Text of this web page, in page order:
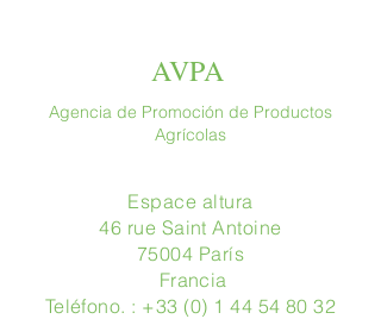
AVPA
Agencia de Promoción de Productos
Agrícolas
Espace altura
46 rue Saint Antoine
75004 París
​ Francia
Teléfono. : +33 (0) 1 44 54 80 32